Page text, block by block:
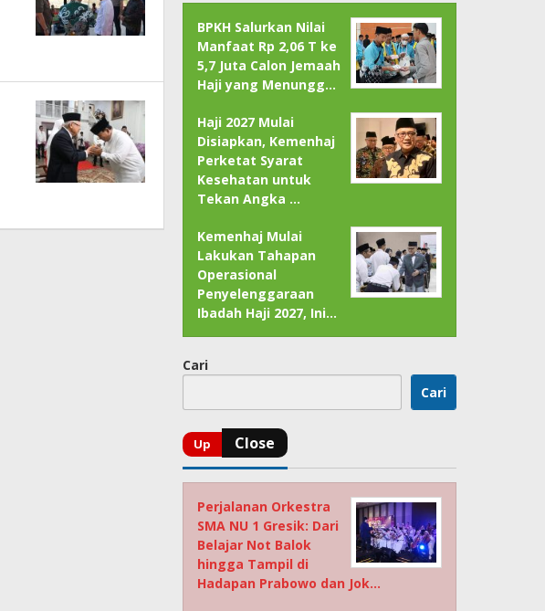
BPKH Salurkan Nilai
Manfaat Rp 2,06 T ke
5,7 Juta Calon Jemaah
Haji yang Menungg…
Haji 2027 Mulai
Disiapkan, Kemenhaj
Perketat Syarat
Kesehatan untuk
Tekan Angka …
Kemenhaj Mulai
Lakukan Tahapan
Operasional
Penyelenggaraan
Ibadah Haji 2027, Ini…
Cari
Cari
Perjalanan Orkestra
SMA NU 1 Gresik: Dari
Belajar Not Balok
hingga Tampil di
Hadapan Prabowo dan Jok…